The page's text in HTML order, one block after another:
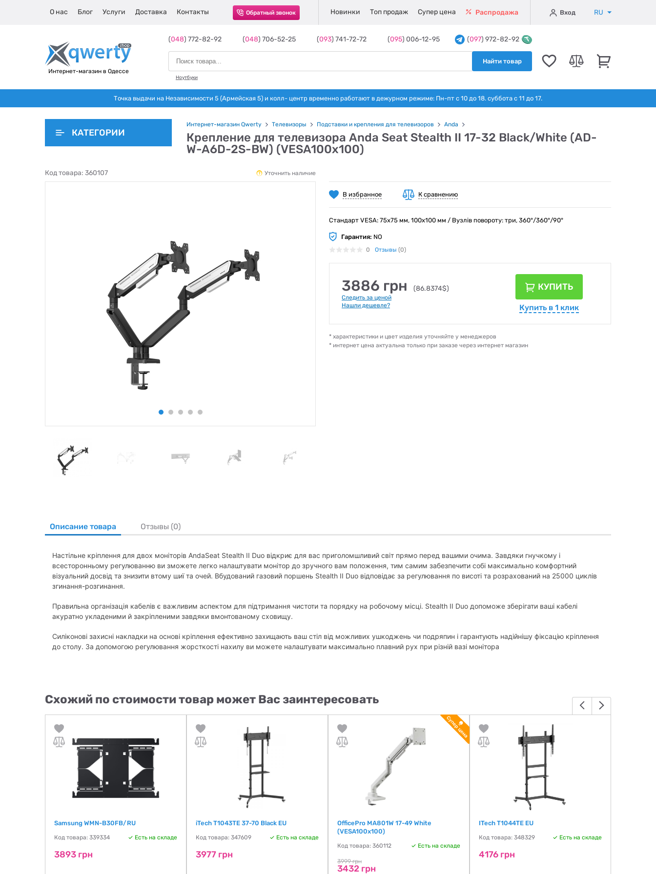
О нас Блог Услуги Доставка Контакты Обратный звонок Новинки Топ продаж Супер цена Распродажа Вход RU
Интернет-магазин в Одессе
(048) 772-82-92 (048) 706-52-25 (093) 741-72-72 (095) 006-12-95 (097) 972-82-92
Найти товар
Ноутбуки
Точка выдачи на Независимости 5 (Армейская 5) и колл- центр временно работают в дежурном режиме: Пн-пт с 10 до 18. суббота с 11 до 17.
КАТЕГОРИИ
Интернет-магазин Qwerty Телевизоры Подставки и крепления для телевизоров Anda
Крепление для телевизора Anda Seat Stealth II 17-32 Black/White (AD-
W-A6D-2S-BW) (VESA100х100)
Код товара: 360107 Уточнить наличие
В избранное К сравнению
Стандарт VESA: 75х75 мм, 100х100 мм / Вузлів повороту: три, 360°/360°/90°
Гарантия: NO
0 Отзывы (0)
3886 грн (86.8374$)
Следить за ценой
Нашли дешевле?
КУПИТЬ
Купить в 1 клик
* характеристики и цвет изделия уточняйте у менеджеров
* интернет цена актуальна только при заказе через интернет магазин
Описание товара Отзывы (0)
Настільне кріплення для двох моніторів AndaSeat Stealth II Duo відкриє для вас приголомшливий світ прямо перед вашими очима. Завдяки гнучкому і
всесторонньому регулюванню ви зможете легко налаштувати монітор до зручного вам положення, тим самим забезпечити собі максимально комфортний
візуальний досвід та знизити втому шиї та очей. Вбудований газовий поршень Stealth II Duo відповідає за регулювання по висоті та розрахований на 25000 циклів
згинання-розгинання.
Правильна організація кабелів є важливим аспектом для підтримання чистоти та порядку на робочому місці. Stealth II Duo допоможе зберігати ваші кабелі
акуратно укладеними й закріпленими завдяки вмонтованому сховищу.
Силіконові захисні накладки на основі кріплення ефективно захищають ваш стіл від можливих ушкоджень чи подряпин і гарантують надійнішу фіксацію кріплення
до столу. За допомогою регулювання жорсткості нахилу ви можете налаштувати максимально плавний рух при різній вазі монітора
Схожий по стоимости товар может Вас заинтересовать
Samsung WMN-B30FB/RU
Код товара: 339334 Есть на складе
3893 грн
iTech T1043TE 37-70 Black EU
Код товара: 347609 Есть на складе
3977 грн
OfficePro MA801W 17-49 White
(VESA100х100)
Код товара: 360112 Есть на складе
3999 грн
3432 грн
ITech T1044TE EU
Код товара: 348329 Есть на складе
4176 грн